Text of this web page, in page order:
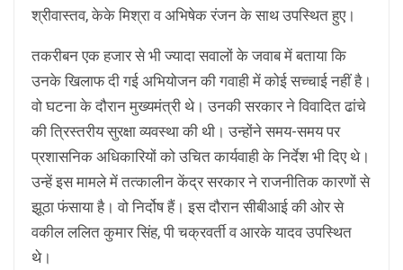
श्रीवास्तव, केके मिश्रा व अभिषेक रंजन के साथ उपस्थित हुए।
तकरीबन एक हजार से भी ज्यादा सवालों के जवाब में बताया कि
उनके खिलाफ दी गई अभियोजन की गवाही में कोई सच्चाई नहीं है।
वो घटना के दौरान मुख्यमंत्री थे। उनकी सरकार ने विवादित ढांचे
की त्रिस्तरीय सुरक्षा व्यवस्था की थी। उन्होंने समय-समय पर
प्रशासनिक अधिकारियों को उचित कार्यवाही के निर्देश भी दिए थे।
उन्हें इस मामले में तत्कालीन केंद्र सरकार ने राजनीतिक कारणों से
झूठा फंसाया है। वो निर्दोष हैं। इस दौरान सीबीआई की ओर से
वकील ललित कुमार सिंह, पी चक्रवर्ती व आरके यादव उपस्थित
थे।